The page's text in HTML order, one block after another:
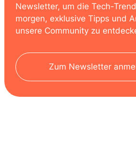
Newsletter, um die Tech-
morgen, exklusive Tipps und
unsere Community zu
Zum Newsletter